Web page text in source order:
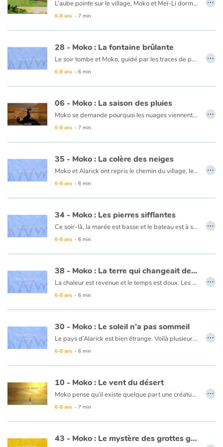
L’aube pointe sur le village, Moko et Meï-Li dorment profondément. Tout d’un coup, un bruit les réveille. Ils décident d’aller voir ce qui se passe et se cachent derrière un rocher. Ils rencontrent un pêcheur qui n’est nullement inquiet et embarque. Meï-Li tremble de peur, Moko lui demande donc de chanter pour que la terre arrête de trembler. Elle chante et peu de temps après le calme revient. Moko et Meï-Li retournent donc au village, persuadés que la terre dort tellement que quelquefois elle se réveille pour entendre chanter ceux qui marchent sur son dos.
Ce livre est disponible en anglais :21 - Moko : The earth wakes up
6-8 ans - 7 min
28 - Moko : La fontaine brûlante
Le soir tombe et Moko, guidé par les traces de pas dans la neige, atteint un village qui semble inhabité... Mais il rencontre, à l’orée d’un bosquet, un jeune garçon du nom d’Alarick qui coupe du bois pour se chauffer. Celui-ci l’invite à venir chez lui. En chemin, un bruit étrange, comme le souffle d’un monstre, les fait sursauter. Moko veut aller voir, pensant que c’est à cause de cela que les habitants ne sortent pas. Alarick lui fait alors découvrir, derrière le village, un geyser et une mare d’eau chaude. Moko se dit qu’Alarick doit en savoir tant sur les secrets de cet étrange pays qu’il doit accepter de rester un temps… le bout du monde attendra encore un peu !
Ce livre est disponible en anglais :28 - Moko : The burning fountain
6-8 ans - 6 min
…
06 - Moko : La saison des pluies
Moko se demande pourquoi les nuages viennent tous pleurer au même moment sur son village. Qu’est-ce qui les rend si tristes ? Il questionne le vieux du village qui lui propose d’attendre la fin de la saison des pluies pour comprendre. Une fois les pluies terminées, Moko retourne voir le vieux. Ce dernier lui dit que la réponse est dans les champs et les plantations. Moko découvre en effet que la pluie a permis de faire pousser tant de choses, que le village ne manque de rien. Il pense alors que les nuages ne sont pas tristes lorsqu’il pleut, mais qu’ils offrent toute leur eau pour que la terre soit fertile.
Ce livre est disponible en anglais :06 - Moko : The rainy season
6-8 ans - 7 min
…
35 - Moko : La colère des neiges
Moko et Alarick ont repris le chemin du village, leur bateau rempli de poissons. Ils accostent et commencent à marcher. Au détour de la montagne blanche, ils aperçoivent enfin le village. Moko se met à crier de joie, rompant le silence de la montagne. C’est alors qu’un nuage de neige apparaît, descendant le flanc à la vitesse d’un cheval. Alarick et Moko se réfugient sous un gros rocher. L’avalanche fait trembler sa colère. Alarick implore à la montagne de pardonner Moko… puis le calme revient. Moko promet de garder le silence et remercie son ami d’avoir su parler à la montagne.
Ce livre est disponible en anglais :35 - Moko : The snow's fury
6-8 ans - 6 min
…
34 - Moko : Les pierres sifflantes
Ce soir-là, la marée est basse et le bateau est à sec. Moko et Alarick jouent des percussions et de la flûte pour passer le temps. Soudain, on dirait que leur musique est accompagnée par un étrange chant. Ils décident d’aller voir d’où vient cette musique. En avançant sur un sentier montagneux, des centaines de roches qui se ressemblent, se dressent comme des humains dans la pénombre. Un vent fort se lève et la musique étrange reprend. D’abord effrayés, Moko et Alarick se disent que les rochers font une chorale et se mettent à jouer à leur tour. À la tombée du vent, ils regagnent leur bateau, heureux d’avoir participé à la symphonie des rochers chantants… qui sans doute s’ennuyaient de ne voir personne…
Ce livre est disponible en anglais :34 - Moko : The singing stones
6-8 ans - 6 min
…
38 - Moko : La terre qui changeait de couleur
La chaleur est revenue et le temps est doux. Les arbres sont fleuris et personne ne manque de rien. Il pensait reprendre sa route pour le bout du monde mais y renonce pour un temps. Un vieil homme lui dit que le froid reviendra. Moko ne veut pas y croire et laisse le temps couler. Il assiste au spectacle coloré des saisons… et un matin revient l’hiver. Alarick sait que Moko reprendra sa route et lui confie sa flûte pour qu’il ne soit jamais seul…
Ce livre est disponible en anglais :38 - Moko : The ever-changing land
6-8 ans - 6 min
…
30 - Moko : Le soleil n’a pas sommeil
Le pays d’Alarick est bien étrange. Voilà plusieurs jours que la nuit ne vient pas et les gens ne semblent pas inquiets. Moko décide d’aller vers l’horizon pour voir ce qui empêche le soleil de se coucher. Alarick le suit. En chemin, Moko tente d’endormir le soleil en lui chantant une berceuse de son pays. Il semble descendre, mais ne disparaît pas, s’arrête à l’horizon et remonte de nouveau dans le ciel. Peut-être est-ce la mer qui est gelée à l’horizon et empêche le soleil de descendre plus bas ?
Ce livre est disponible en anglais :30 - Moko : The sun isn't sleepy
6-8 ans - 6 min
…
10 - Moko : Le vent du désert
Moko pense qu’il existe quelque part une créature qui souffle si fort qu’elle parvient à faire bouger les branches des arbres et soulever les dunes du désert. Il se dit que les nuages s’enfuient avant l’arrivée du vent car ils ont peur de la créature. Il décide de partir à sa recherche. Fatigué par la marche et le soleil, ce sera une brise fraîche et légère qui adoucira son repos. Il se dit alors que la créature, sans doute invisible, est en fait bienveillante.
Ce livre est disponible en anglais :10 - Moko : The desert wind
6-8 ans - 7 min
…
43 - Moko : Le mystère des grottes géantes